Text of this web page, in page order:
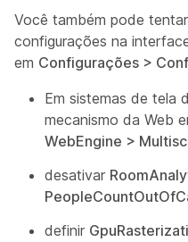
Você também pode
configurações na
em Configurações >
Em sistemas de tela
mecanismo da Web
WebEngine >
desativar
definir